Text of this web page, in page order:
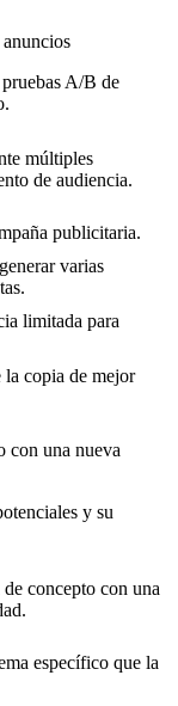
A/B de
múltiples
de audiencia.
publicitaria.
varias
limitada para
la copia de mejor
con una nueva
y su
concepto con una
específico que la